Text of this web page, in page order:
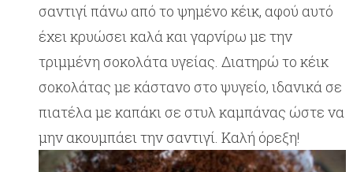
σαντιγί πάνω από το ψημένο κέικ, αφού αυτό
έχει κρυώσει καλά και γαρνίρω με την
τριμμένη σοκολάτα υγείας. Διατηρώ το κέικ
σοκολάτας με κάστανο στο ψυγείο, ιδανικά σε
πιατέλα με καπάκι σε στυλ καμπάνας ώστε να
μην ακουμπάει την σαντιγί. Καλή όρεξη!